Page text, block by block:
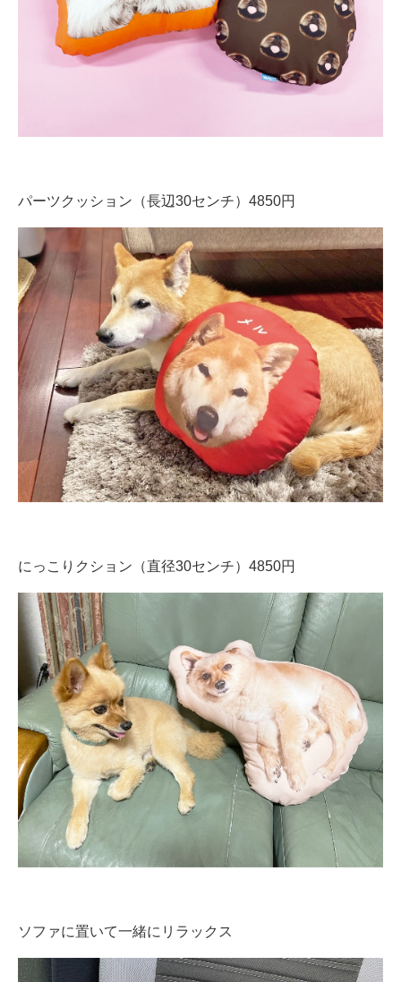
パーツクッション（長辺30センチ）4850円
にっこりクション（直径30センチ）4850円
ソファに置いて一緒にリラックス